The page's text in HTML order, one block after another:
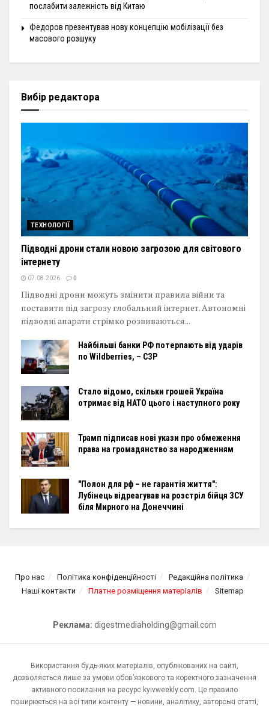
послабити залежність від Китаю
Федоров презентував нову концепцію мобілізації без
масового розшуку
Вибір редактора
ТЕХНОЛОГІЇ
Підводні дрони стали новою загрозою для світового
інтернету
07.08.2026 0
Підводні дрони можуть змінити правила війни та
поставити під загрозу глобальний інтернет. Автономні
підводні апарати стрімко розвиваються...
Найбільші банки РФ потерпають від ударів
по Wildberries, – СЗР
Стало відомо, скільки грошей Україна
отримає від НАТО цього і наступного року
Трамп підписав нові укази про обмеження
права на громадянство за народженням
"Полон для рф – не гарантія життя":
Лубінець відреагував на розстріл бійця ЗСУ
біля Мирного на Донеччині
Про нас Політика конфіденційності
Редакційна політика
Наші контакти
Платне розміщення матеріалів Sitemap
Реклама: digestmediaholding@gmail.com
Використання будь-яких матеріалів, опублікованих на сайті,
дозволяється лише за умови обов’язкового та коректного зазначення
активного посилання на ресурс kyivweekly.com. Це правило
поширюється на всі типи контенту — новини, аналітику, авторські статті,